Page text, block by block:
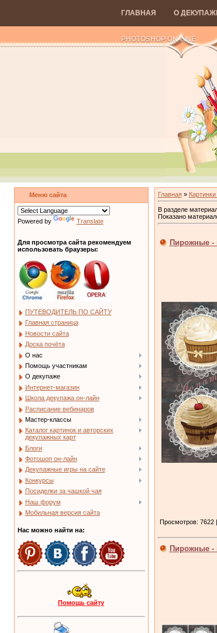
ГЛАВНАЯ О
PHOTOSHOP ON-LINE
Меню сайта
Powered by Translate
Для просмотра сайта рекомендуем
использовать браузеры:
ПУТЕВОДИТЕЛЬ ПО САЙТУ
Главная страница
Новости сайта
Доска почёта
О нас
Помощь участникам
О декупаже
Интернет-магазин
Школа декупажа он-лайн
Расписание вебинаров
Мастер-классы
Каталог картинок и авторских
декупажных карт
Блоги
Фотошоп он-лайн
Декупажные игры на сайте
Конкурсы
Посиделки за чашкой чая
Наш форум
Мобильная версия сайта
Нас можно найти на:
Помощь сайту
Главная»
В разделе
Показано
Пирожные -
Просмотров: 7622
Пирожные -